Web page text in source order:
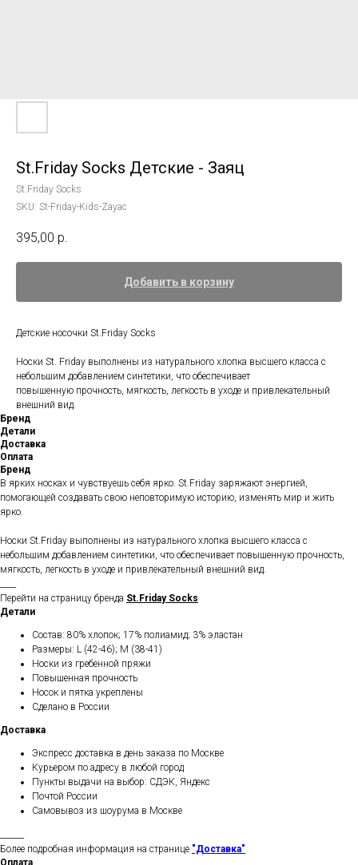
St.Friday Socks Детские - Заяц
St.Friday Socks
SKU: St-Friday-Kids-Zayac
395,00 р.
Добавить в корзину
Детские носочки St.Friday Socks
Носки St. Friday выполнены из натурального хлопка высшего класса с
небольшим добавлением синтетики, что обеспечивает
повышенную прочность, мягкость, легкость в уходе и привлекательный
внешний вид.
Бренд
Детали
Доставка
Оплата
Бренд
В ярких носках и чувствуешь себя ярко. St.Friday заряжают энергией,
помогающей создавать свою неповторимую историю, изменять мир и жить
ярко.
Носки St.Friday выполнены из натурального хлопка высшего класса с
небольшим добавлением синтетики, что обеспечивает повышенную прочность,
мягкость, легкость в уходе и привлекательный внешний вид.
Перейти на страницу бренда St.Friday Socks
Детали
Состав: 80% хлопок; 17% полиамид; 3% эластан
Размеры: L (42-46); M (38-41)
Носки из гребенной пряжи
Повышенная прочность
Носок и пятка укреплены
Сделано в России
Доставка
Экспресс доставка в день заказа по Москве
Курьером по адресу в любой город
Пункты выдачи на выбор: СДЭК, Яндекс
Почтой России
Самовывоз из шоурума в Москве
Более подробная информация на странице "Доставка"